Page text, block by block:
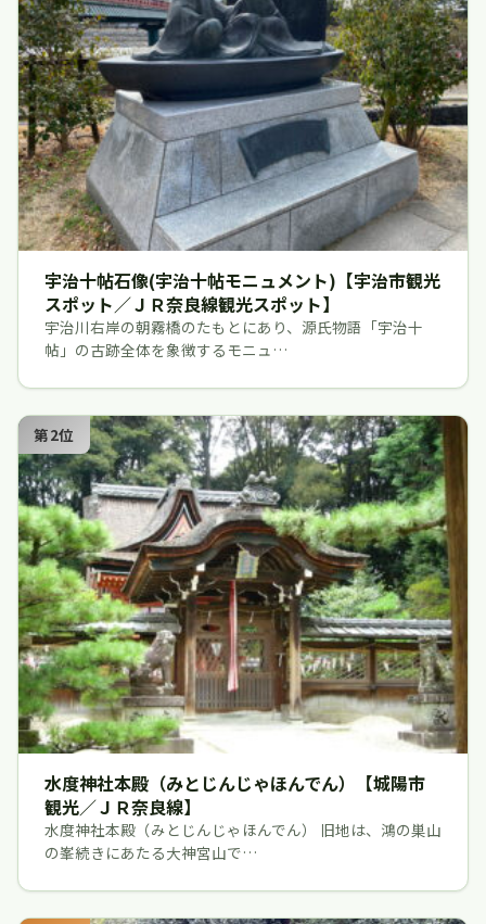
宇治十帖石像(宇治十帖モニュメント)【宇治市観光
スポット／ＪＲ奈良線観光スポット】
宇治川右岸の朝霧橋のたもとにあり、源氏物語「宇治十
帖」の古跡全体を象徴するモニュ…
第2位
水度神社本殿（みとじんじゃほんでん）【城陽市
観光／ＪＲ奈良線】
水度神社本殿（みとじんじゃほんでん） 旧地は、鴻の巣山
の峯続きにあたる大神宮山で…